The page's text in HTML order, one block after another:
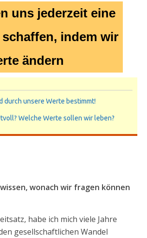
uns jederzeit eine
schaffen, indem wir
ändern
durch unsere Werte bestimmt!
Welche Werte sollen wir leben?
wonach wir fragen können
habe ich mich viele Jahre
gesellschaftlichen Wandel